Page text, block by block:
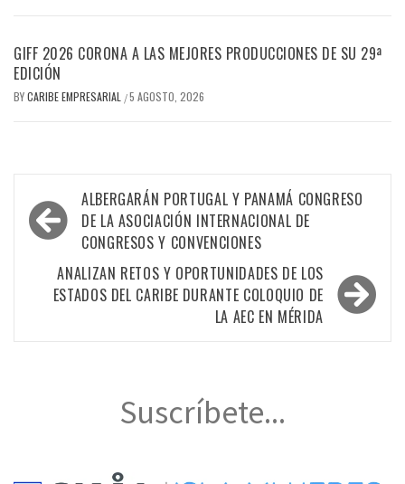
GIFF 2026 CORONA A LAS MEJORES PRODUCCIONES DE SU 29ª
EDICIÓN
BYCARIBE EMPRESARIAL /5 AGOSTO, 2026
Navegación
de
entradas
ALBERGARÁN PORTUGAL Y PANAMÁ CONGRESO
DE LA ASOCIACIÓN INTERNACIONAL DE
CONGRESOS Y CONVENCIONES
ANALIZAN RETOS Y OPORTUNIDADES DE LOS
ESTADOS DEL CARIBE DURANTE COLOQUIO DE
LA AEC EN MÉRIDA
Suscríbete...